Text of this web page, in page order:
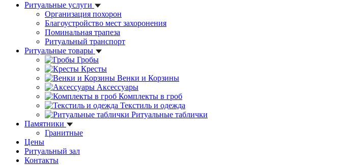
Ритуальные услуги
Организация похорон
Благоустройство мест захоронения
Поминальная трапеза
Ритуальный транспорт
Ритуальные товары
Гробы
Кресты
Венки и Корзины
Аксессуары
Комплекты в гроб
Текстиль и одежда
Ритуальные таблички
Памятники
Гранитные
Цены
Ритуальный зал
Контакты